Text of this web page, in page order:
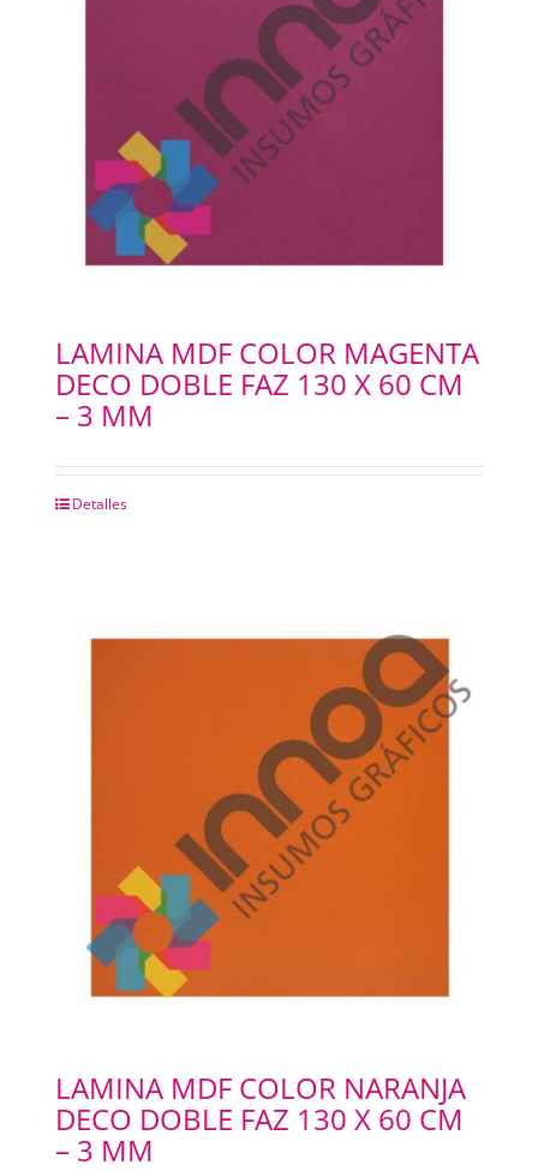
LAMINA MDF COLOR MAGENTA
DECO DOBLE FAZ 130 X 60 CM
– 3 MM
Detalles
LAMINA MDF COLOR NARANJA
DECO DOBLE FAZ 130 X 60 CM
– 3 MM